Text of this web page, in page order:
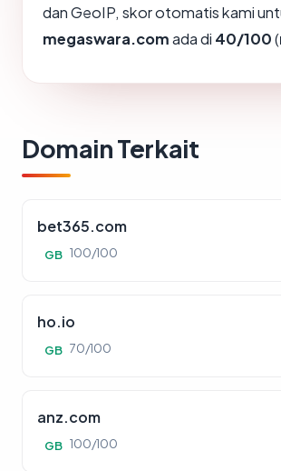
dan GeoIP, skor otomatis kami
megaswara.comada di 40/100(
Domain Terkait
bet365.com
GB 100/100
ho.io
GB 70/100
anz.com
GB 100/100